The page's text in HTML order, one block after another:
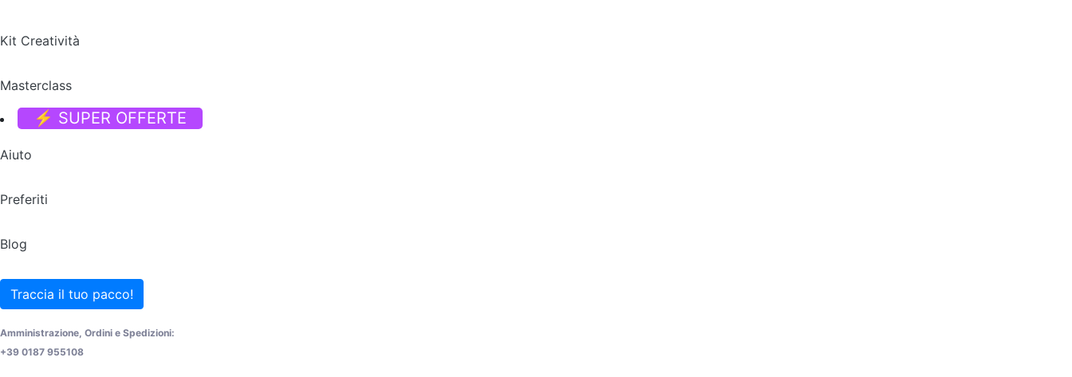
Kit Creatività
Masterclass
⚡ SUPER OFFERTE
Aiuto
Preferiti
Blog
Traccia il tuo pacco!
Amministrazione, Ordini e Spedizioni:
+39 0187 955108